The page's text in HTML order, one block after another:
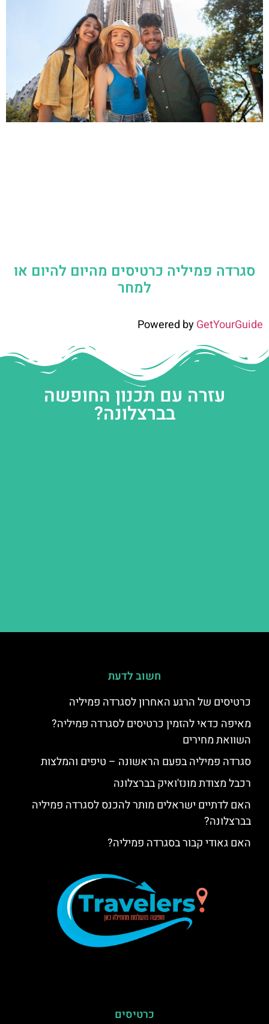
סגרדה פמיליה כרטיסים מהיום להיום או
למחר
Powered byGetYourGuide
עזרה עם תכנון החופשה
בברצלונה?
חשוב לדעת
כרטיסים של הרגע האחרון לסגרדה פמיליה
מאיפה כדאי להזמין כרטיסים לסגרדה פמיליה?
השוואת מחירים
סגרדה פמיליה בפעם הראשונה – טיפים והמלצות
רכבל מצודת מונז'ואיק בברצלונה
האם לדתיים ישראלים מותר להכנס לסגרדה פמיליה
בברצלונה?
האם גאודי קבור בסגרדה פמיליה?
כרטיסים